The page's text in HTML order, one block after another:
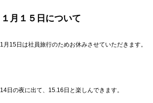
１月１５日について
1月15日は社員旅行のためお休みさせていただきます。
14日の夜に出て、15.16日と楽しんできます。